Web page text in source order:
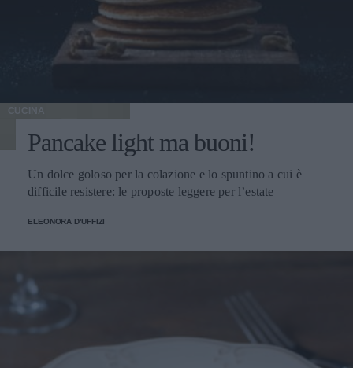
CUCINA
Pancake light ma buoni!
Un dolce goloso per la colazione e lo spuntino a cui è
difficile resistere: le proposte leggere per l’estate
ELEONORA D'UFFIZI